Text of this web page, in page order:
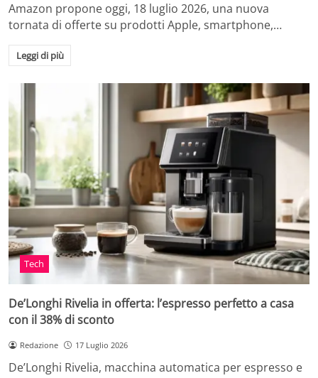
Amazon propone oggi, 18 luglio 2026, una nuova
tornata di offerte su prodotti Apple, smartphone,…
Leggi di più
Tech
De’Longhi Rivelia in offerta: l’espresso perfetto a casa
con il 38% di sconto
Redazione 17 Luglio 2026
De’Longhi Rivelia, macchina automatica per espresso e